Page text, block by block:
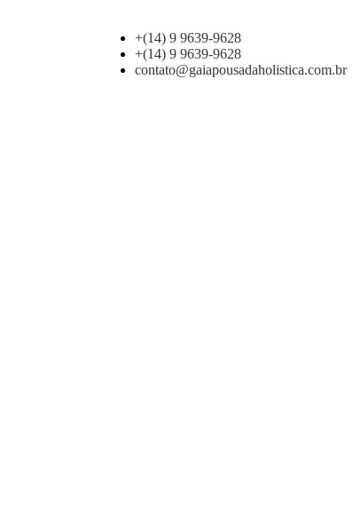
+(14) 9 9639-9628
+(14) 9 9639-9628
contato@gaiapousadaholistica.com.br